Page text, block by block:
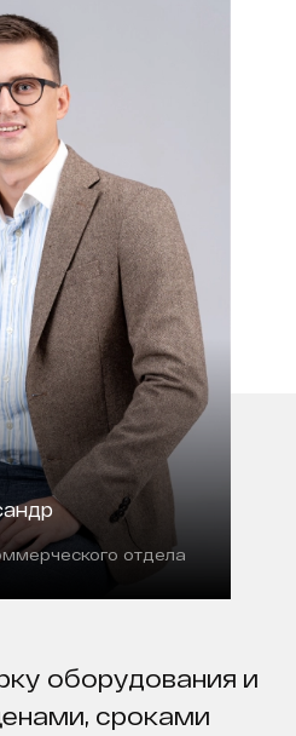
отдела
оборудования и
сроками